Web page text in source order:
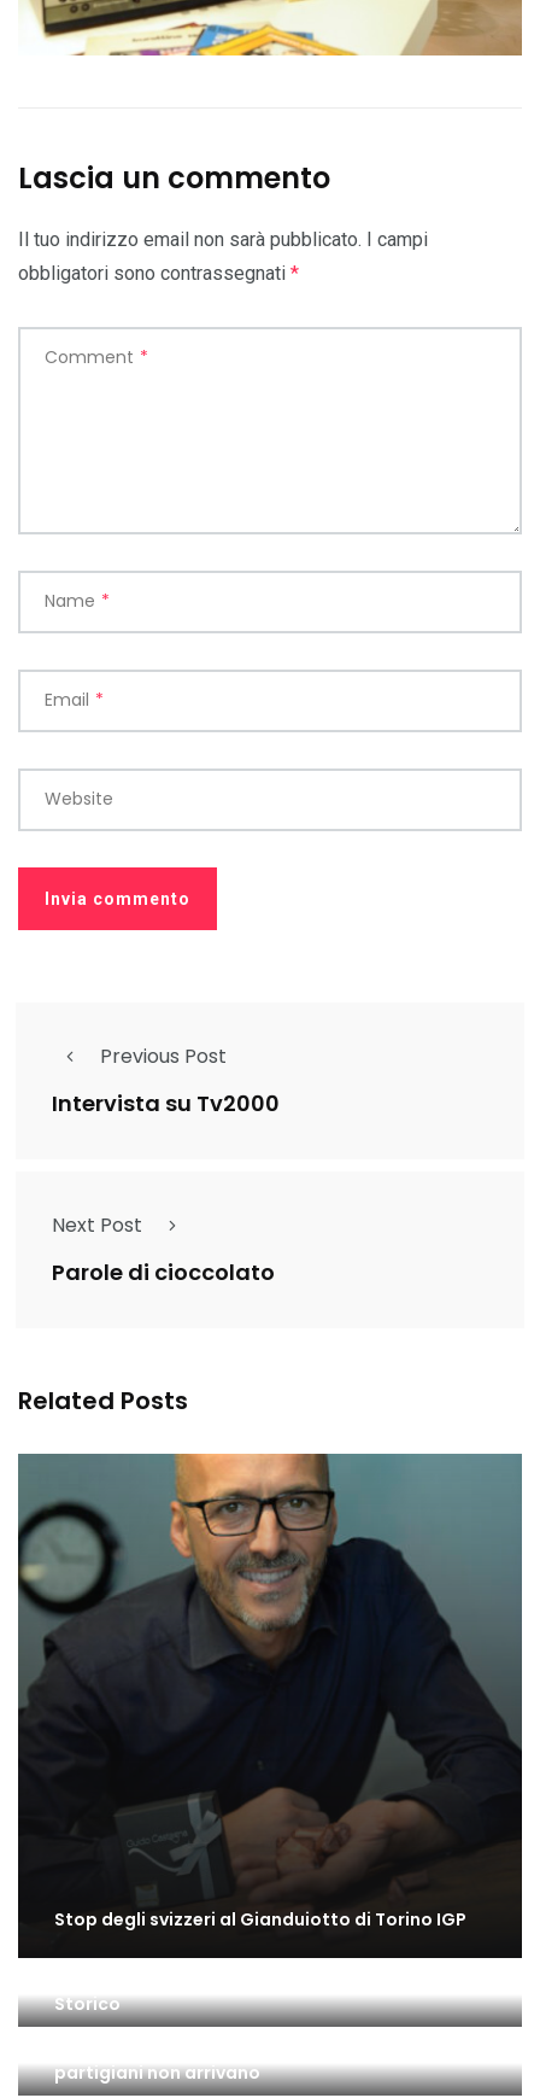
Lascia un commento
Il tuo indirizzo email non sarà pubblicato. I campi
obbligatori sono contrassegnati *
Comment *
Name *
Email *
Website
Previous Post
Intervista su Tv2000
Next Post
Parole di cioccolato
Related Posts
Stop degli svizzeri al Gianduiotto di Torino IGP
Storico
partigiani non arrivano